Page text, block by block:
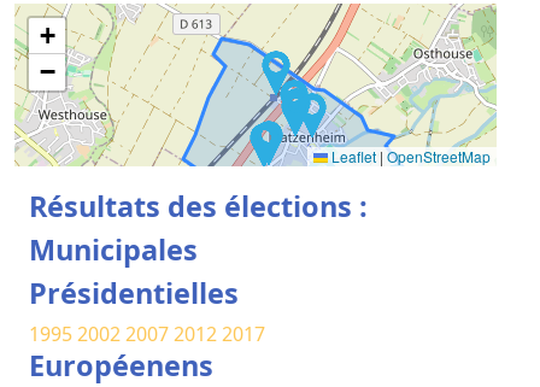
+
−
Leaflet | OpenStreetMap
Résultats des élections :
Municipales
Présidentielles
19952002200720122017
Européenens